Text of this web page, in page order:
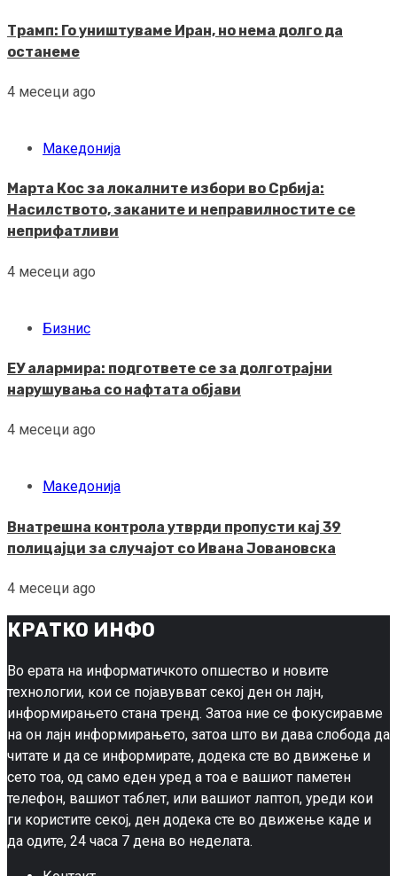
Трамп: Го уништуваме Иран, но нема долго да
останеме
4 месеци ago
Македонија
Марта Кос за локалните избори во Србија:
Насилството, заканите и неправилностите се
неприфатливи
4 месеци ago
Бизнис
ЕУ алармира: подгответе се за долготрајни
нарушувања со нафтата објави
4 месеци ago
Македонија
Внатрешна контрола утврди пропусти кај 39
полицајци за случајот со Ивана Јовановска
4 месеци ago
КРАТКО ИНФО
Во ерата на информатичкото опшество и новите
технологии, кои се појавувват секој ден он лајн,
информирањето стана тренд. Затоа ние се фокусиравме
на он лајн информирањето, затоа што ви дава слобода да
читате и да се информирате, додека сте во движење и
сето тоа, од само еден уред а тоа е вашиот паметен
телефон, вашиот таблет, или вашиот лаптоп, уреди кои
ги користите секој, ден додека сте во движење каде и
да одите, 24 часа 7 дена во неделата.